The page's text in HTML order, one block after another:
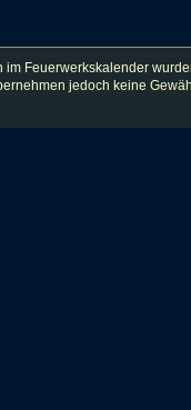
im Feuerwerkskalender
jedoch keine